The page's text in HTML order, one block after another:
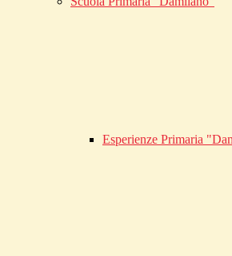
Esperienze Primaria